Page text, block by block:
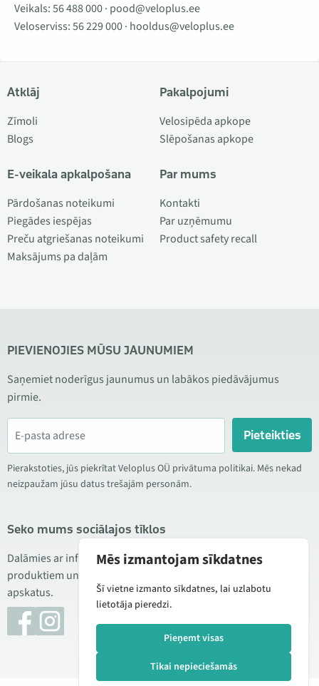
Veikals:56 488 000· pood@veloplus.ee
Veloserviss:56 229 000· hooldus@veloplus.ee
Atklāj
Zīmoli
Blogs
E-veikala apkalpošana
Pārdošanas noteikumi
Piegādes iespējas
Preču atgriešanas noteikumi
Maksājums pa daļām
Pakalpojumi
Velosipēda apkope
Slēpošanas apkope
Par mums
Kontakti
Par uzņēmumu
Product safety recall
PIEVIENOJIES MŪSU JAUNUMIEM
Saņemiet noderīgus jaunumus un labākos piedāvājumus
pirmie.
Pieteikties
Pierakstoties, jūs piekrītat Veloplus OÜ privātuma politikai. Mēs nekad
neizpaužam jūsu datus trešajām personām.
Seko mums sociālajos tīklos
Dalāmies ar informāciju par izdevīgām akcijām, jauniem
produktiem un servisu. Reizēm publicējam arī produktu
apskatus.
Mēs izmantojam sīkdatnes
Šī vietne izmanto sīkdatnes, lai uzlabotu
lietotāja pieredzi.
Pieņemt visas
Tikai nepieciešamās